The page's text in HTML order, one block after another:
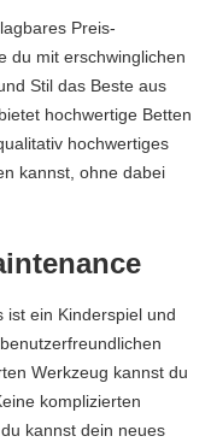
Preis-
du mit erschwinglichen
Stil das Beste aus
hochwertige Betten
hochwertiges
kannst, ohne dabei
ist ein Kinderspiel und
Werkzeug kannst du
komplizierten
kannst dein neues